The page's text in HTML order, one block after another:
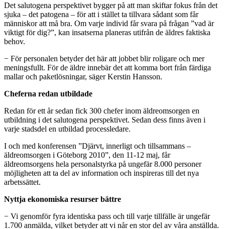
Det salutogena perspektivet bygger på att man skiftar fokus från det
sjuka – det patogena – för att i stället ta tillvara sådant som får
människor att må bra. Om varje individ får svara på frågan ”vad är
viktigt för dig?”, kan insatserna planeras utifrån de äldres faktiska
behov.
− För personalen betyder det här att jobbet blir roligare och mer
meningsfullt. För de äldre innebär det att komma bort från färdiga
mallar och paketlösningar, säger Kerstin Hansson.
Cheferna redan utbildade
Redan för ett år sedan fick 300 chefer inom äldreomsorgen en
utbildning i det salutogena perspektivet. Sedan dess finns även i
varje stadsdel en utbildad processledare.
I och med konferensen ”Djärvt, innerligt och tillsammans –
äldreomsorgen i Göteborg 2010”, den 11-12 maj, får
äldreomsorgens hela personalstyrka på ungefär 8.000 personer
möjligheten att ta del av information och inspireras till det nya
arbetssättet.
Nyttja ekonomiska resurser bättre
− Vi genomför fyra identiska pass och till varje tillfälle är ungefär
1.700 anmälda, vilket betyder att vi når en stor del av våra anställda.